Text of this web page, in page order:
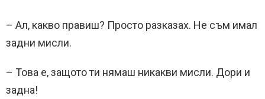
– Ал, какво правиш? Просто разказах. Не съм имал
задни мисли.
– Това е, защото ти нямаш никакви мисли. Дори и
задна!